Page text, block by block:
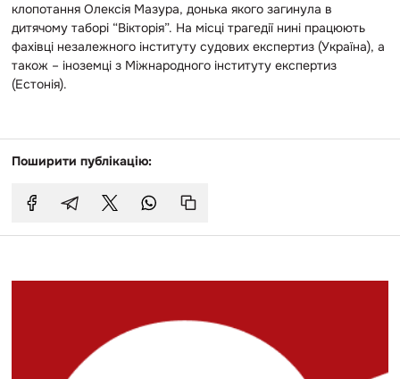
клопотання Олексія Мазура, донька якого загинула в
дитячому таборі “Вікторія”. На місці трагедії нині працюють
фахівці незалежного інституту судових експертиз (Україна), а
також – іноземці з Міжнародного інституту експертиз
(Естонія).
Поширити публікацію: